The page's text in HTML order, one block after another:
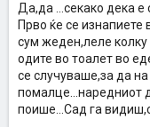
Да,да ...секако дека е
Прво ќе се изнапиете
сум жеден,леле колку
одите во тоалет во
се случуваше,за да
помалце...наредниот
поише...Сад га